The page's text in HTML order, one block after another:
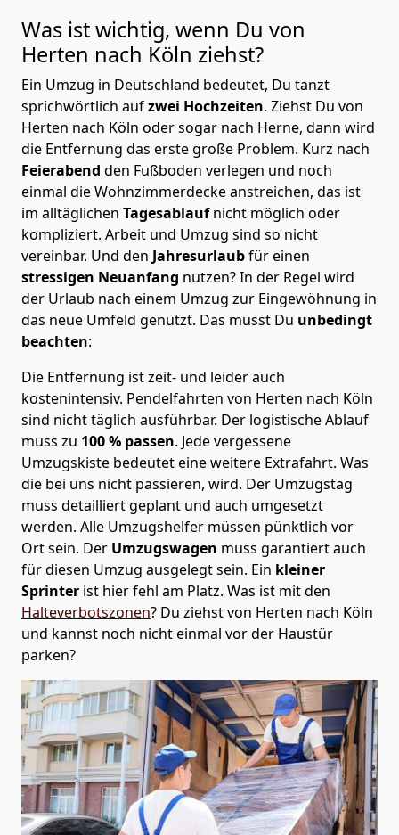
Was ist wichtig, wenn Du von
Herten nach Köln ziehst?
Ein Umzug in Deutschland bedeutet, Du tanzt
sprichwörtlich aufzwei Hochzeiten. Ziehst Du von
Herten nach Köln oder sogar nach Herne, dann wird
die Entfernung das erste große Problem. Kurz nach
Feierabend den Fußboden verlegen und noch
einmal die Wohnzimmerdecke anstreichen, das ist
im alltäglichen Tagesablaufnicht möglich oder
kompliziert. Arbeit und Umzug sind so nicht
vereinbar. Und den Jahresurlaubfür einen
stressigen Neuanfang nutzen? In der Regel wird
der Urlaub nach einem Umzug zur Eingewöhnung in
das neue Umfeld genutzt. Das musst Du unbedingt
beachten:
Die Entfernung ist zeit- und leider auch
kostenintensiv. Pendelfahrten von Herten nach Köln
sind nicht täglich ausführbar. Der logistische Ablauf
muss zu 100 % passen. Jede vergessene
Umzugskiste bedeutet eine weitere Extrafahrt. Was
die bei uns nicht passieren, wird. Der Umzugstag
muss detailliert geplant und auch umgesetzt
werden. Alle Umzugshelfer müssen pünktlich vor
Ort sein. Der Umzugswagen muss garantiert auch
für diesen Umzug ausgelegt sein. Ein kleiner
Sprinter ist hier fehl am Platz. Was ist mit den
Halteverbotszonen? Du ziehst von Herten nach Köln
und kannst noch nicht einmal vor der Haustür
parken?